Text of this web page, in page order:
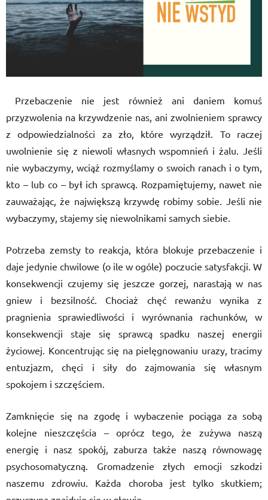
Przebaczenie nie jest również ani daniem komuś
przyzwolenia na krzywdzenie nas, ani zwolnieniem sprawcy
z odpowiedzialności za zło, które wyrządził. To raczej
uwolnienie się z niewoli własnych wspomnień i żalu. Jeśli
nie wybaczymy, wciąż rozmyślamy o swoich ranach i o tym,
kto – lub co – był ich sprawcą. Rozpamiętujemy, nawet nie
zauważając, że największą krzywdę robimy sobie. Jeśli nie
wybaczymy, stajemy się niewolnikami samych siebie.
Potrzeba zemsty to reakcja, która blokuje przebaczenie i
daje jedynie chwilowe (o ile w ogóle) poczucie satysfakcji. W
konsekwencji czujemy się jeszcze gorzej, narastają w nas
gniew i bezsilność. Chociaż chęć rewanżu wynika z
pragnienia sprawiedliwości i wyrównania rachunków, w
konsekwencji staje się sprawcą spadku naszej energii
życiowej. Koncentrując się na pielęgnowaniu urazy, tracimy
entuzjazm, chęci i siły do zajmowania się własnym
spokojem i szczęściem.
Zamknięcie się na zgodę i wybaczenie pociąga za sobą
kolejne nieszczęścia – oprócz tego, że zużywa naszą
energię i nasz spokój, zaburza także naszą równowagę
psychosomatyczną. Gromadzenie złych emocji szkodzi
naszemu zdrowiu. Każda choroba jest tylko skutkiem;